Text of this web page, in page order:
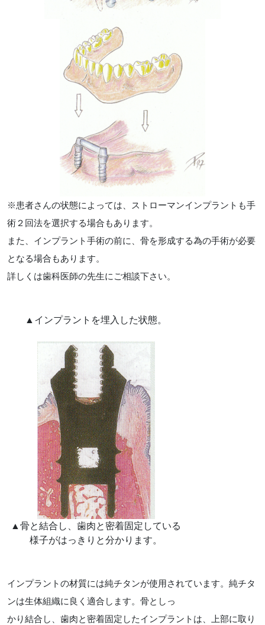
※患者さんの状態によっては、ストローマンインプラントも手
術２回法を選択する場合もあります。
また、インプラント手術の前に、骨を形成する為の手術が必要
となる場合もあります。
詳しくは歯科医師の先生にご相談下さい。
▲インプラントを埋入した状態。
▲骨と結合し、歯肉と密着固定している
様子がはっきりと分かります。
インプラントの材質には純チタンが使用されています。純チタ
ンは生体組織に良く適合します。骨としっ
かり結合し、歯肉と密着固定したインプラントは、上部に取り